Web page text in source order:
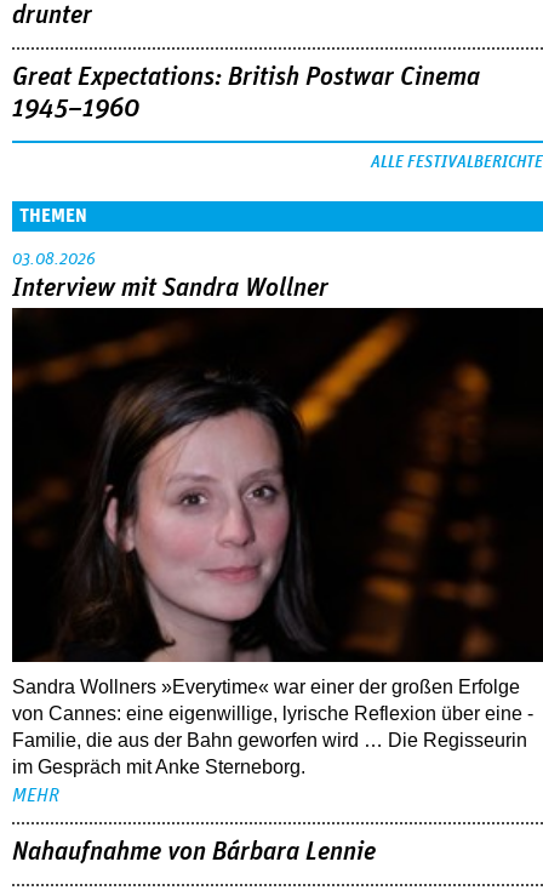
drunter
Great Expectations: British Postwar Cinema
1945–1960
ALLE FESTIVALBERICHTE
THEMEN
03.08.2026
Interview mit Sandra Wollner
Sandra Wollners »Everytime« war einer der großen Erfolge
von Cannes: eine eigenwillige, lyrische Reflexion über eine ­
Familie, die aus der Bahn geworfen wird … Die Regisseurin
im Gespräch mit Anke Sterneborg.
MEHR
Nahaufnahme von Bárbara Lennie